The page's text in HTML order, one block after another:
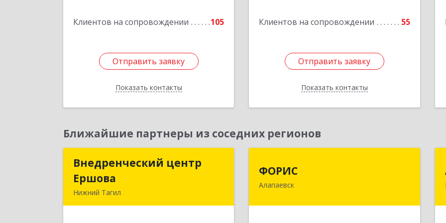
Клиентов на сопровождении 105
Отправить заявку
Показать контакты
Отправить заявку
Назад
Клиентов на сопровождении 55
Отправить заявку
Показать контакты
Отправить заявку
Назад
Ближайшие партнеры из соседних регионов
Внедренческий центр
Ершова
Нижний Тагил
Внедренческий центр
ФОРИС
Алапаевск
624601, Свердловская обл, Алапаевск